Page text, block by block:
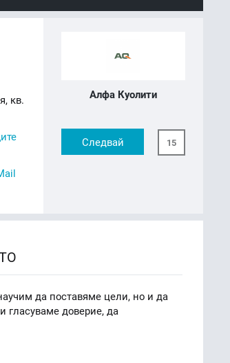
кв.
Алфа Куолити
Следвай 15
да поставяме цели, но и да
гласуваме доверие, да